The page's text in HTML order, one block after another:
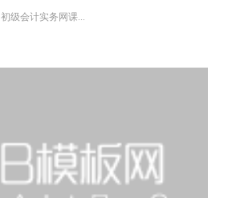
初级会计实务网课...